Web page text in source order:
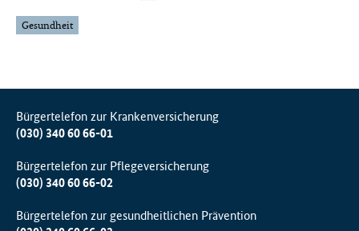
Gesundheit
Bürgertelefon zur Krankenversicherung
(030) 340 60 66-01
Bürgertelefon zur Pflegeversicherung
(030) 340 60 66-02
Bürgertelefon zur gesundheitlichen Prävention